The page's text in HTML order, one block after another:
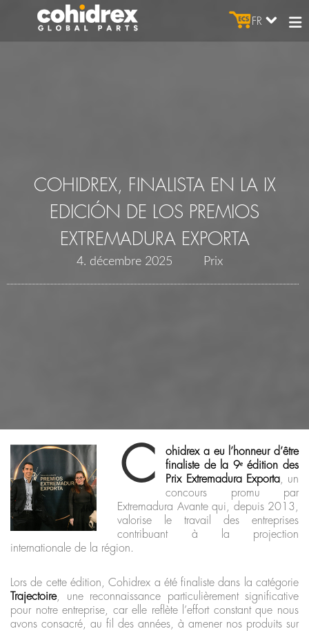
FR
COHIDREX, FINALISTA EN LA IX
EDICIÓN DE LOS PREMIOS
EXTREMADURA EXPORTA
4. décembre 2025 Prix
C
ohidrex a eu l’honneur d’être
finaliste de la 9ᵉ édition des
Prix Extremadura Exporta, un
concours promu par
Extremadura Avante qui, depuis 2013,
valorise le travail des entreprises
contribuant à la projection
internationale de la région.
Lors de cette édition, Cohidrex a été finaliste dans la catégorie
Trajectoire, une reconnaissance particulièrement significative
pour notre entreprise, car elle reflète l’effort constant que nous
avons consacré, au fil des années, à amener nos produits sur